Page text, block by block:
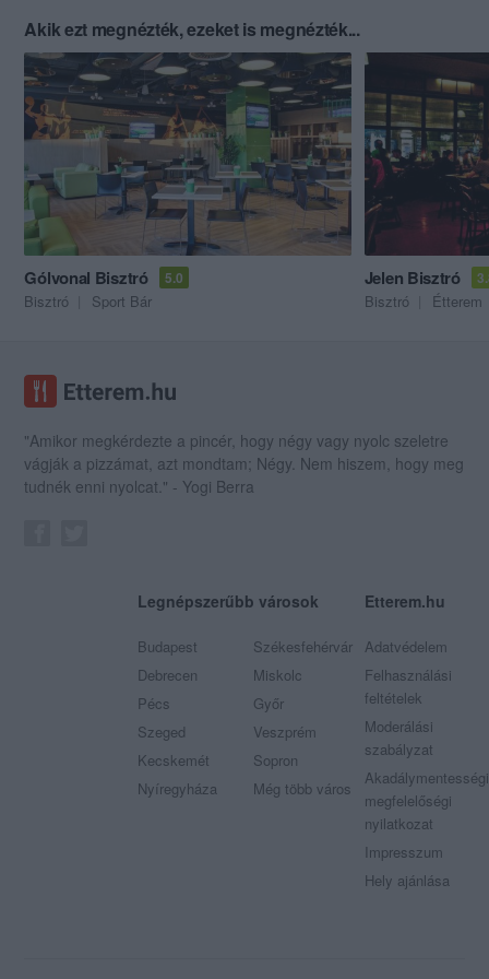
Akik ezt megnézték, ezeket is megnézték...
Gólvonal Bisztró 5.0
Bisztró Sport Bár
Jelen Bisztró
Bisztró Étterem
"Amikor megkérdezte a pincér, hogy négy vagy nyolc szeletre
vágják a pizzámat, azt mondtam; Négy. Nem hiszem, hogy meg
tudnék enni nyolcat." - Yogi Berra
Legnépszerűbb városok
Budapest
Debrecen
Pécs
Szeged
Kecskemét
Nyíregyháza
Székesfehérvár
Miskolc
Győr
Veszprém
Sopron
Még több város
Etterem.hu
Adatvédelem
Felhasználási
feltételek
Moderálási
szabályzat
Akadálymentességi
megfelelőségi
nyilatkozat
Impresszum
Hely ajánlása